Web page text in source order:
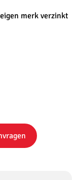
merk verzinkt